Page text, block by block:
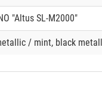
"Altus SL-M2000"
/ mint, black